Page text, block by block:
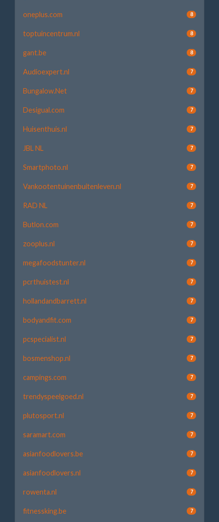
oneplus.com 8
toptuincentrum.nl 8
gant.be 8
Audioexpert.nl 7
Bungalow.Net 7
Desigual.com 7
Huisenthuis.nl 7
JBL NL 7
Smartphoto.nl 7
Vankootentuinenbuitenleven.nl 7
RAD NL 7
Butlon.com 7
zooplus.nl 7
megafoodstunter.nl 7
pcrthuistest.nl 7
hollandandbarrett.nl 7
bodyandfit.com 7
pcspecialist.nl 7
bosmenshop.nl 7
campings.com 7
trendyspeelgoed.nl 7
plutosport.nl 7
saramart.com 7
asianfoodlovers.be 7
asianfoodlovers.nl 7
rowenta.nl 7
fitnessking.be 7